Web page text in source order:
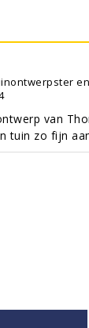
van
tuin zo fijn